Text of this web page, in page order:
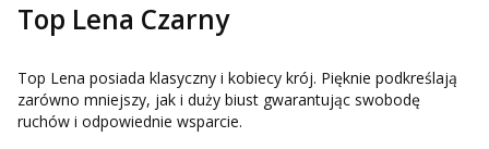
Top Lena Czarny
Top Lena posiada klasyczny i kobiecy krój. Pięknie podkreślają
zarówno mniejszy, jak i duży biust gwarantując swobodę
ruchów i odpowiednie wsparcie.